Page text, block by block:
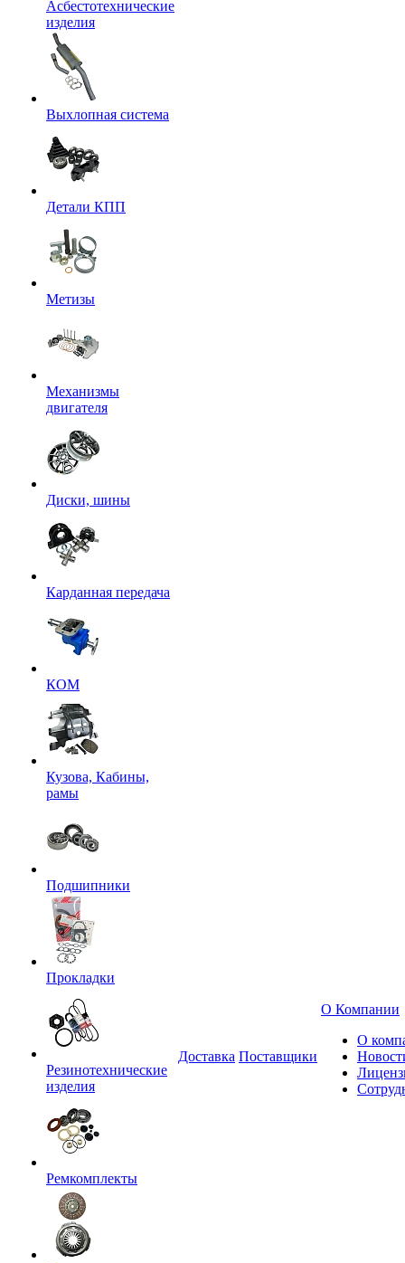
Асбестотехнические
изделия
Выхлопная система
Детали КПП
Метизы
Механизмы
двигателя
Диски, шины
Карданная передача
КОМ
Кузова, Кабины,
рамы
Подшипники
Прокладки
Резинотехнические
изделия
Ремкомплекты
Доставка Поставщики
О Компании
О